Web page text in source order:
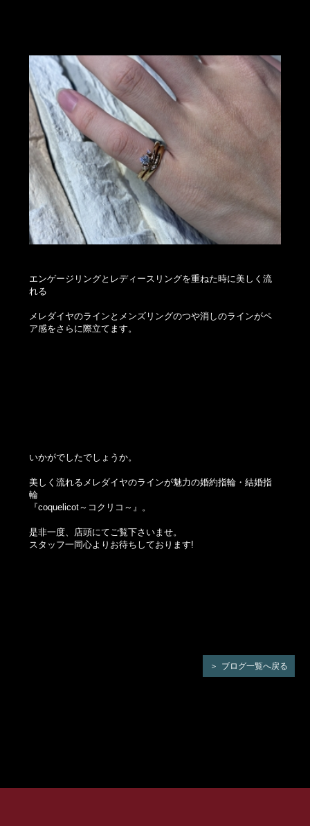
エンゲージリングとレディースリングを重ねた時に美しく流
れる
メレダイヤのラインとメンズリングのつや消しのラインがペ
ア感をさらに際立てます。
いかがでしたでしょうか。
美しく流れるメレダイヤのラインが魅力の婚約指輪・結婚指
輪
『coquelicot～コクリコ～』。
是非一度、店頭にてご覧下さいませ。
スタッフ一同心よりお待ちしております!
ブログ一覧へ戻る